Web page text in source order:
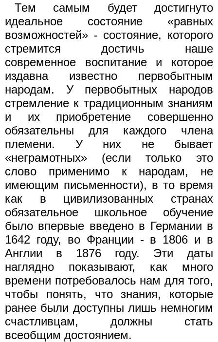
Тем самым будет достигнуто
идеальное состояние «равных
возможностей» - состояние, которого
стремится достичь наше
современное воспитание и которое
издавна известно первобытным
народам. У первобытных народов
стремление к традиционным знаниям
и их приобретение совершенно
обязательны для каждого члена
племени. У них не бывает
«неграмотных» (если только это
слово применимо к народам, не
имеющим письменности), в то время
как в цивилизованных странах
обязательное школьное обучение
было впервые введено в Германии в
1642 году, во Франции - в 1806 и в
Англии в 1876 году. Эти даты
наглядно показывают, как много
времени потребовалось нам для того,
чтобы понять, что знания, которые
ранее были доступны лишь немногим
счастливцам, должны стать
всеобщим достоянием.